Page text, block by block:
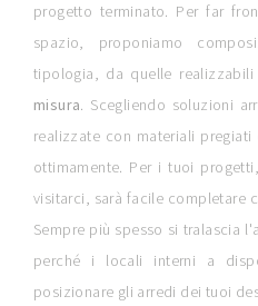
progetto terminato. Per far
spazio, proponiamo
tipologia, da quelle
misura. Scegliendo soluzioni
realizzate con materiali
ottimamente. Per i tuoi
visitarci, sarà facile completare
Sempre più spesso si tralascia
perché i locali interni a
posizionare gli arredi dei tuoi